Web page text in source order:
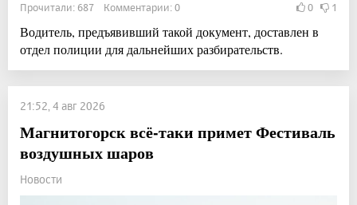
Прочитали: 687 Комментарии: 0 0 1
Водитель, предъявивший такой документ, доставлен в
отдел полиции для дальнейших разбирательств.
21:52, 4 авг 2026
Магнитогорск всё-таки примет Фестиваль
воздушных шаров
Новости